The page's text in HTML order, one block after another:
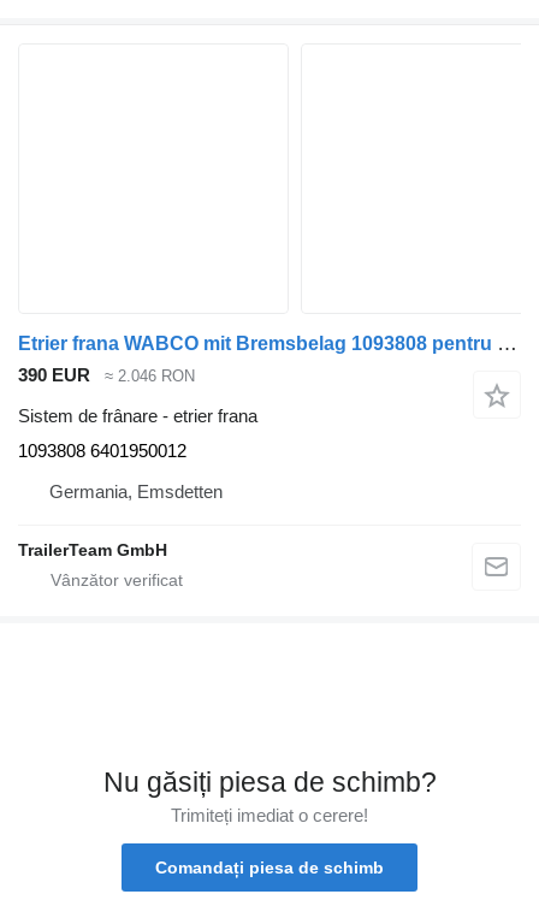
Etrier frana WABCO mit Bremsbelag 1093808 pentru semiremorcă
390 EUR ≈ 2.046 RON
Sistem de frânare - etrier frana
1093808 6401950012
Germania, Emsdetten
TrailerTeam GmbH
Nu găsiți piesa de schimb?
Trimiteți imediat o cerere!
Comandați piesa de schimb